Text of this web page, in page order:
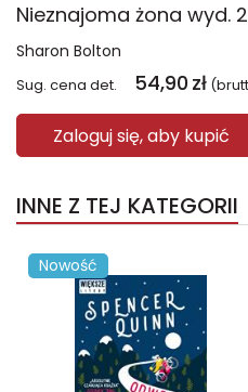
Sharon Bolton
Sug. cena det. 54,90 zł
Zaloguj się, aby kupić
INNE Z TEJ KATEGORII
Nowość